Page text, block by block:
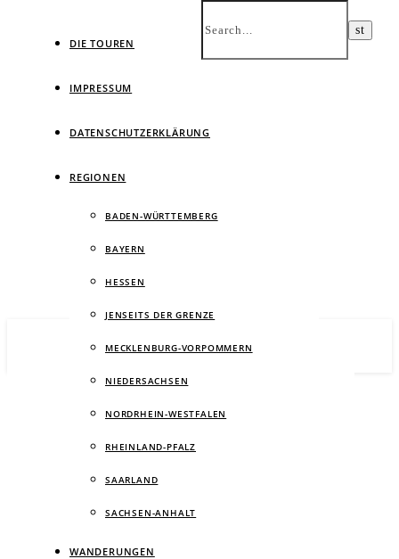
DIE TOUREN
IMPRESSUM
DATENSCHUTZERKLÄRUNG
REGIONEN
BADEN-WÜRTTEMBERG
BAYERN
HESSEN
JENSEITS DER GRENZE
MECKLENBURG-VORPOMMERN
NIEDERSACHSEN
NORDRHEIN-WESTFALEN
RHEINLAND-PFALZ
SAARLAND
SACHSEN-ANHALT
WANDERUNGEN